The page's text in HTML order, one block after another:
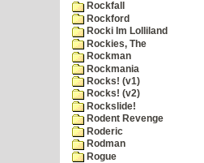
Rockfall
Rockford
Rocki Im Lolliland
Rockies, The
Rockman
Rockmania
Rocks! (v1)
Rocks! (v2)
Rockslide!
Rodent Revenge
Roderic
Rodman
Rogue